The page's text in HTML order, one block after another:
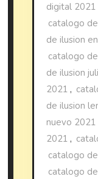
digital 2021
catalogo
de ilusion
catalogo
de ilusion
2021 ,
de ilusion
nuevo 2021
2021 ,
catalogo
catalogo